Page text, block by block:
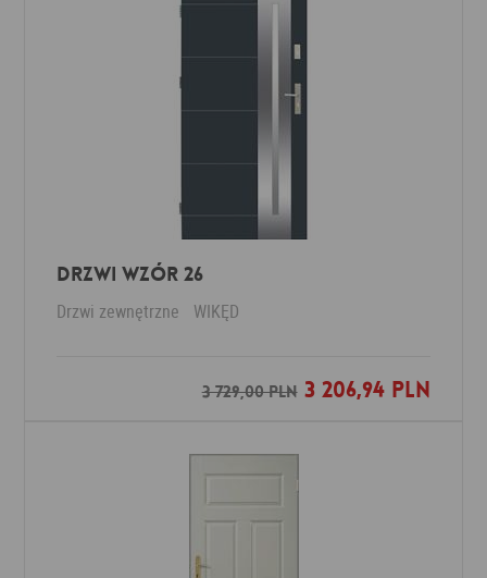
Drzwi Wzór 26
Drzwi zewnętrzne WIKĘD
3 729,00 PLN3 206,94 PLN
Dodaj do ulubionych